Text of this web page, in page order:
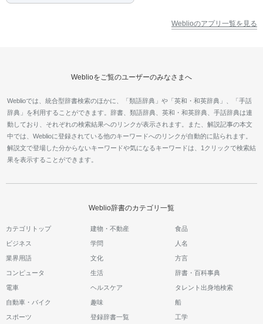
Weblioのアプリ一覧を見る
Weblioをご覧のユーザーのみなさまへ
Weblioでは、統合型辞書検索のほかに、「類語辞典」や「英和・和英辞典」、「手話
辞典」を利用することができます。辞書、類語辞典、英和・和英辞典、手話辞典は連
動しており、それぞれの検索結果へのリンクが表示されます。また、解説記事の本文
中では、Weblioに登録されている他のキーワードへのリンクが自動的に貼られます。
解説文で登場した分からないキーワードや気になるキーワードは、1クリックで検索結
果を表示することができます。
Weblio辞書のカテゴリ一覧
カテゴリトップ 建物・不動産 食品
ビジネス 学問 人名
業界用語 文化 方言
コンピュータ 生活 辞書・百科事典
電車 ヘルスケア タレント出身地検索
自動車・バイク 趣味 船
スポーツ 登録辞書一覧 工学